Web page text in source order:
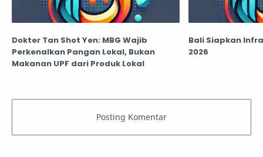
Dokter Tan Shot Yen: MBG Wajib
Perkenalkan Pangan Lokal, Bukan
Makanan UPF dari Produk Lokal
Bali Siapkan
2026